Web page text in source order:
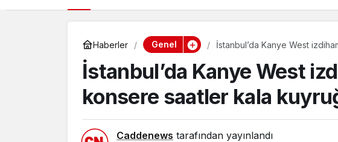
Haberler Genel
İstanbul’da Kanye West
İstanbul’da Kanye West
konsere saatler kala
Caddenews tarafından yayınlandı